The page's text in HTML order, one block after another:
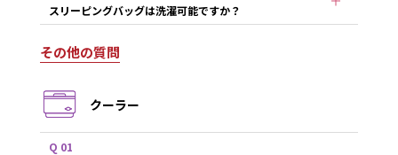
スリーピングバッグは洗濯可能ですか？
その他の質問
クーラー
Q 01